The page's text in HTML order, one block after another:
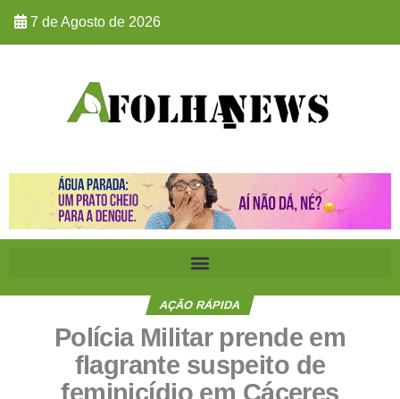
7 de Agosto de 2026
AÇÃO RÁPIDA
Polícia Militar prende em
flagrante suspeito de
feminicídio em Cáceres